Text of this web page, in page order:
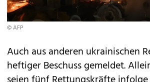
© AFP
Auch aus anderen ukrainischen
heftiger Beschuss gemeldet.